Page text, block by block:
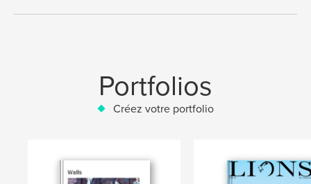
Portfolios
Créez votre portfolio